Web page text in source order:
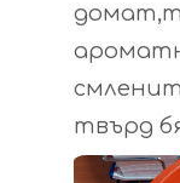
твърд